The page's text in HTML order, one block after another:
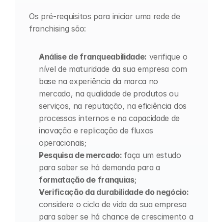
Os pré-requisitos para iniciar uma rede de
franchising são:
Análise de franqueabilidade: verifique o
nível de maturidade da sua empresa com
base na experiência da marca no
mercado, na qualidade de produtos ou
serviços, na reputação, na eficiência dos
processos internos e na capacidade de
inovação e replicação de fluxos
operacionais;
Pesquisa de mercado: faça um estudo
formatação de franquias;
considere o ciclo de vida da sua empresa
para saber se há chance de crescimento a